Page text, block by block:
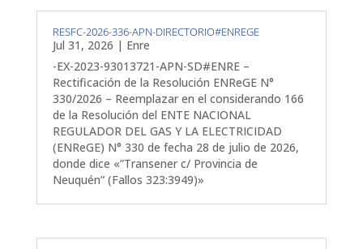
RESFC-2026-336-APN-DIRECTORIO#ENREGE
Jul 31, 2026 | Enre
-EX-2023-93013721-APN-SD#ENRE –
Rectificación de la Resolución ENReGE N°
330/2026 – Reemplazar en el considerando 166
de la Resolución del ENTE NACIONAL
REGULADOR DEL GAS Y LA ELECTRICIDAD
(ENReGE) N° 330 de fecha 28 de julio de 2026,
donde dice «”Transener c/ Provincia de
Neuquén” (Fallos 323:3949)»